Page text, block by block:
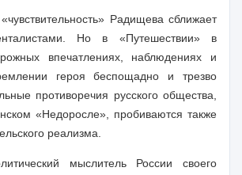
Радищева сближает
Но в «Путешествии» в
впечатлениях, наблюдениях и
героя беспощадно и трезво
противоречия русского общества,
«Недоросле», пробиваются также
реализма.
мыслитель России своего